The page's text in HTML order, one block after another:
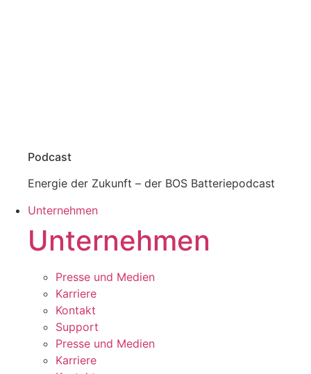
Podcast
Energie der Zukunft – der BOS Batteriepodcast
Unternehmen
Unternehmen
Presse und Medien
Karriere
Kontakt
Support
Presse und Medien
Karriere